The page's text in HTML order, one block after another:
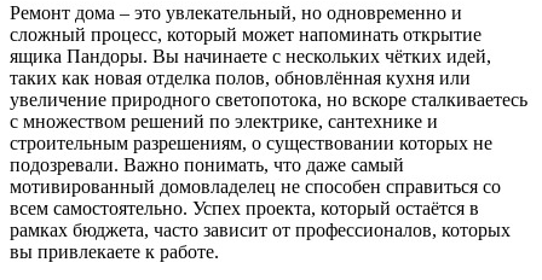
Ремонт дома – это увлекательный, но одновременно и
сложный процесс, который может напоминать открытие
ящика Пандоры. Вы начинаете с нескольких чётких идей,
таких как новая отделка полов, обновлённая кухня или
увеличение природного светопотока, но вскоре сталкиваетесь
с множеством решений по электрике, сантехнике и
строительным разрешениям, о существовании которых не
подозревали. Важно понимать, что даже самый
мотивированный домовладелец не способен справиться со
всем самостоятельно. Успех проекта, который остаётся в
рамках бюджета, часто зависит от профессионалов, которых
вы привлекаете к работе.